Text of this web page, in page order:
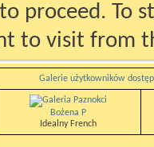
proceed. To
to visit from
Galerie użytkowników
Bożena P
Idealny French